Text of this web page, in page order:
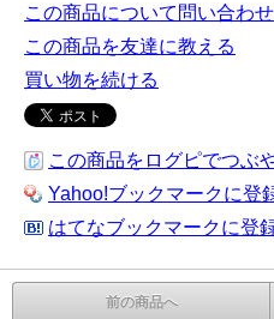
この商品について問い合わ
この商品を友達に教える
買い物を続ける
この商品をログピでつぶ
Yahoo!ブックマークに登
はてなブックマークに登
前の商品へ